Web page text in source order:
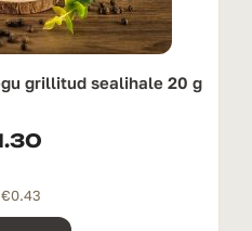
grillitud sealihale 20 g
€0.43